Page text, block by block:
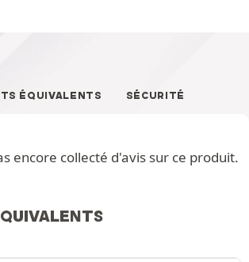
ÉQUIVALENTS SÉCURITÉ
encore collecté d'avis sur ce produit.